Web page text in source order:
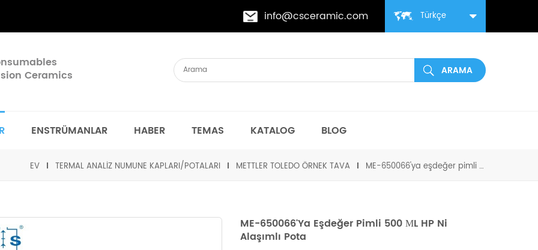
Türkçe
info@csceramic.com
Ceramics
ENSTRÜMANLAR HABER TEMAS KATALOG BLOG
EV TERMAL ANALIZ NUMUNE KAPLARI/POTALARI METTLER TOLEDO ÖRNEK TAVA ME-650066'ya eşdeğer pimli 500 μL HP Ni Alaşımlı pota
ME-650066'ya Eşdeğer Pimli 500 ΜL HP Ni
Alaşımlı Pota